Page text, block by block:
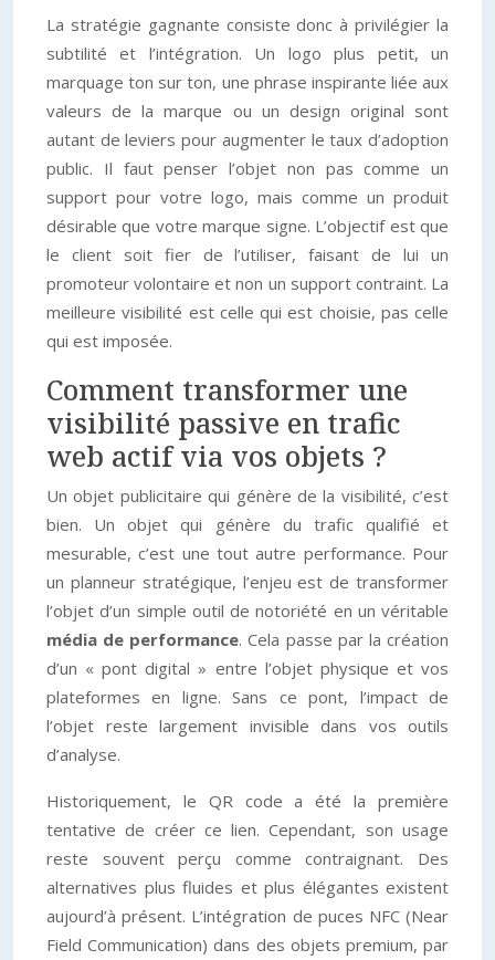
La stratégie gagnante consiste donc à privilégier la
subtilité et l’intégration. Un logo plus petit, un
marquage ton sur ton, une phrase inspirante liée aux
valeurs de la marque ou un design original sont
autant de leviers pour augmenter le taux d’adoption
public. Il faut penser l’objet non pas comme un
support pour votre logo, mais comme un produit
désirable que votre marque signe. L’objectif est que
le client soit fier de l’utiliser, faisant de lui un
promoteur volontaire et non un support contraint. La
meilleure visibilité est celle qui est choisie, pas celle
qui est imposée.
Comment transformer une
visibilité passive en trafic
web actif via vos objets ?
Un objet publicitaire qui génère de la visibilité, c’est
bien. Un objet qui génère du trafic qualifié et
mesurable, c’est une tout autre performance. Pour
un planneur stratégique, l’enjeu est de transformer
l’objet d’un simple outil de notoriété en un véritable
média de performance. Cela passe par la création
d’un « pont digital » entre l’objet physique et vos
plateformes en ligne. Sans ce pont, l’impact de
l’objet reste largement invisible dans vos outils
d’analyse.
Historiquement, le QR code a été la première
tentative de créer ce lien. Cependant, son usage
reste souvent perçu comme contraignant. Des
alternatives plus fluides et plus élégantes existent
aujourd’à présent. L’intégration de puces NFC (Near
Field Communication) dans des objets premium, par